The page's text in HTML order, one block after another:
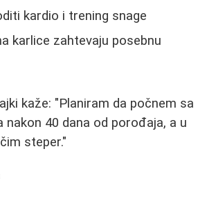
kardio i trening snage
karlice zahtevaju posebnu
kaže: "Planiram da počnem sa
nakon 40 dana od porođaja, a u
steper."